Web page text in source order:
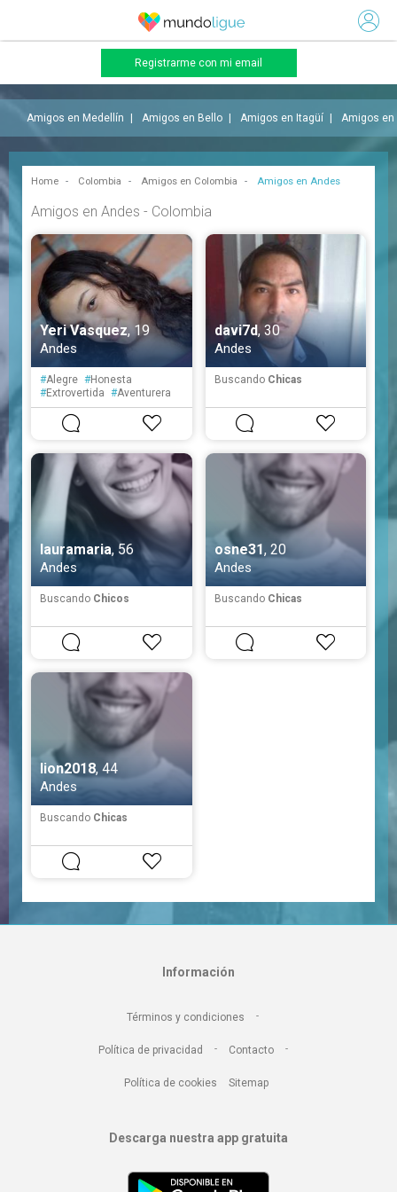
Registrarme con mi email
Amigos en Medellín Amigos en Bello Amigos en Itagüí Amigos en
Amigos en Andes - Colombia
Home Colombia Amigos en Colombia Amigos en Andes
Yeri Vasquez, 19
Andes
#Alegre #Honesta
#Extrovertida #Aventurera
#Sensible #Tímida
Simpática
davi7d, 30
Andes
Buscando Chicas
lauramaria, 56
Andes
Buscando Chicos
osne31, 20
Andes
Buscando Chicas
lion2018, 44
Andes
Buscando Chicas
Información
Términos y condiciones -
Política de privacidad - Contacto -
Política de cookies Sitemap
Descarga nuestra app gratuita